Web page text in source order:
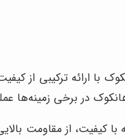
با ارائه ترکیبی از
در برخی زمینه‌ها
کیفیت، از مقاومت